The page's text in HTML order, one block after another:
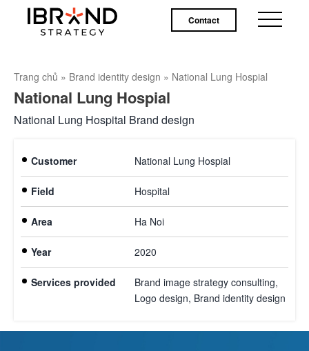
Contact
Trang chủ » Brand identity design » National Lung Hospial
National Lung Hospial
National Lung Hospital Brand design
Customer National Lung Hospial
Field Hospital
Area Ha Noi
Year 2020
Services provided
Brand image strategy consulting,
Logo design, Brand identity design